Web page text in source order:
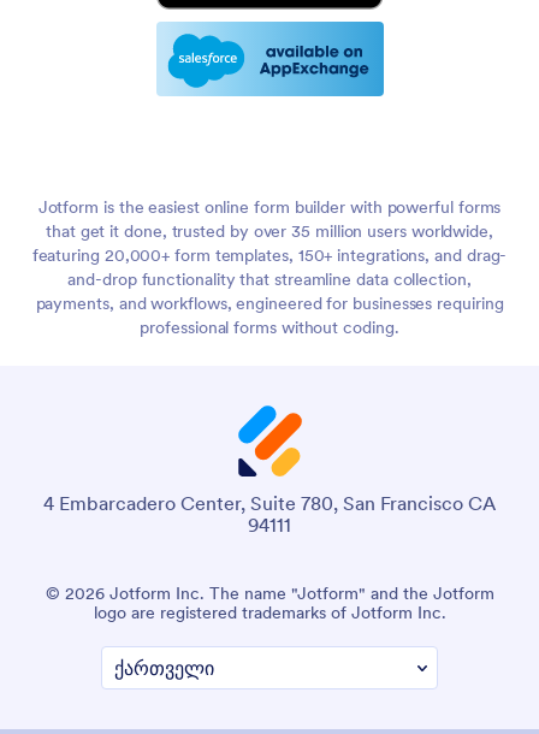
Jotform is the easiest online form builder with powerful forms
that get it done, trusted by over 35 million users worldwide,
featuring 20,000+ form templates, 150+ integrations, and drag-
and-drop functionality that streamline data collection,
payments, and workflows, engineered for businesses requiring
professional forms without coding.
4 Embarcadero Center, Suite 780, San Francisco CA
94111
© 2026 Jotform Inc. The name "Jotform" and the Jotform
logo are registered trademarks of Jotform Inc.